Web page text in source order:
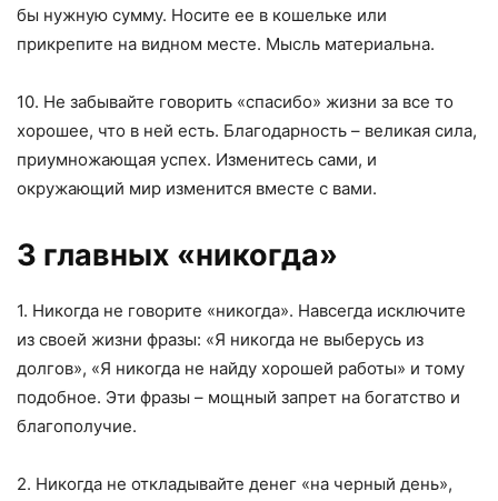
бы нужную сумму. Носите ее в кошельке или
прикрепите на видном месте. Мысль материальна.
10. Не забывайте говорить «спасибо» жизни за все то
хорошее, что в ней есть. Благодарность – великая сила,
приумножающая успех. Изменитесь сами, и
окружающий мир изменится вместе с вами.
3 главных «никогда»
1. Никогда не говорите «никогда». Навсегда исключите
из своей жизни фразы: «Я никогда не выберусь из
долгов», «Я никогда не найду хорошей работы» и тому
подобное. Эти фразы – мощный запрет на богатство и
благополучие.
2. Никогда не откладывайте денег «на черный день»,